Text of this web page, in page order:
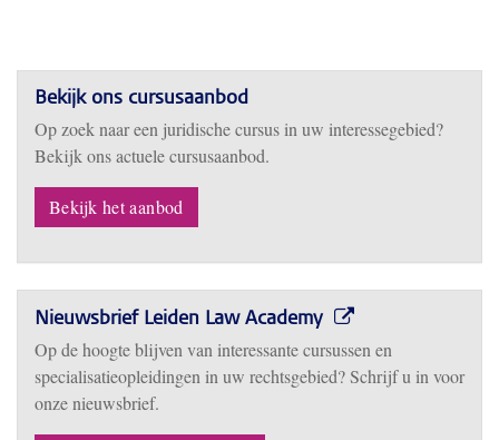
Bekijk ons cursusaanbod
Op zoek naar een juridische cursus in uw interessegebied?
Bekijk ons actuele cursusaanbod.
Bekijk het aanbod
Nieuwsbrief Leiden Law Academy
Op de hoogte blijven van interessante cursussen en
specialisatieopleidingen in uw rechtsgebied? Schrijf u in voor
onze nieuwsbrief.